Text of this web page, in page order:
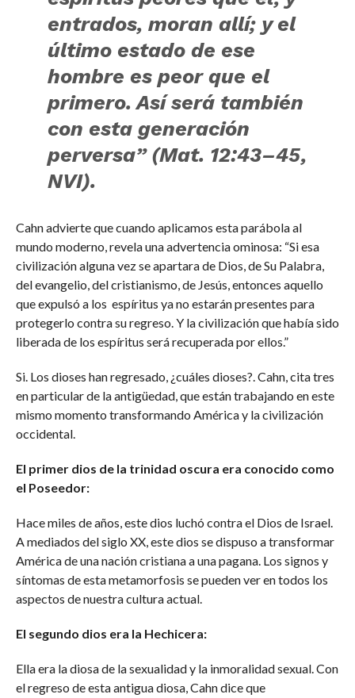
entrados, moran allí; y el
último estado de ese
hombre es peor que el
primero. Así será también
con esta generación
perversa” (Mat. 12:43–45,
NVI).
Cahn advierte que cuando aplicamos esta parábola al
mundo moderno, revela una advertencia ominosa: “Si esa
civilización alguna vez se apartara de Dios, de Su Palabra,
del evangelio, del cristianismo, de Jesús, entonces aquello
que expulsó a los espíritus ya no estarán presentes para
protegerlo contra su regreso. Y la civilización que había sido
liberada de los espíritus será recuperada por ellos.”
Si. Los dioses han regresado, ¿cuáles dioses?. Cahn, cita tres
en particular de la antigüedad, que están trabajando en este
mismo momento transformando América y la civilización
occidental.
El primer dios de la trinidad oscura era conocido como
el Poseedor:
Hace miles de años, este dios luchó contra el Dios de Israel.
A mediados del siglo XX, este dios se dispuso a transformar
América de una nación cristiana a una pagana. Los signos y
síntomas de esta metamorfosis se pueden ver en todos los
aspectos de nuestra cultura actual.
El segundo dios era la Hechicera:
Ella era la diosa de la sexualidad y la inmoralidad sexual. Con
el regreso de esta antigua diosa, Cahn dice que